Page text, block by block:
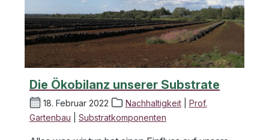
Die Ökobilanz unserer Substrate
18. Februar 2022 Nachhaltigkeit| Prof.
Gartenbau
Substratkomponenten